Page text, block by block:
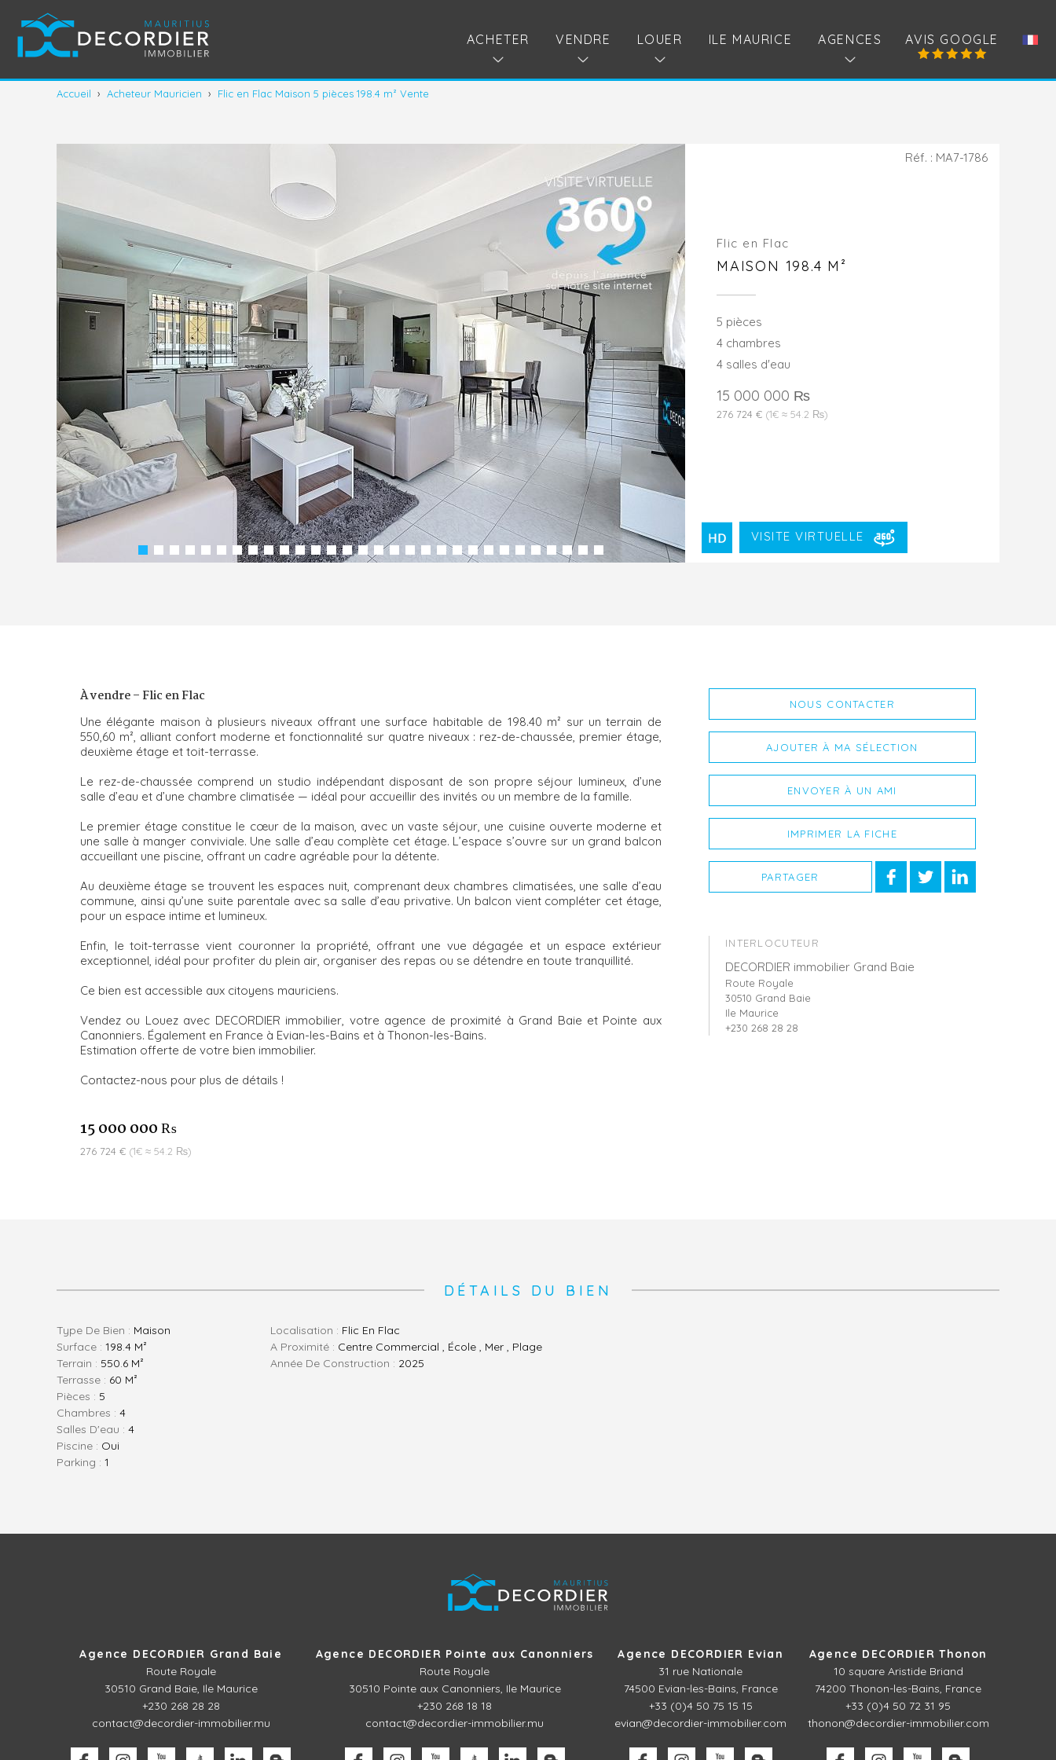
AVIS GOOGLE
ACHETER VENDRE LOUER ILE MAURICE AGENCES
Accueil › Acheteur Mauricien › Flic en Flac Maison 5 pièces 198.4 m² Vente
Flic en Flac
MAISON 198.4 M²
5 pièces
4 chambres
4 salles d'eau
15 000 000 ₨
276 724 € (1€ ≈ 54.2 ₨)
VISITE VIRTUELLE
Réf. : MA7-1786
À vendre – Flic en Flac
Une élégante maison à plusieurs niveaux offrant une surface habitable de 198.40 m² sur un terrain de
550,60 m², alliant confort moderne et fonctionnalité sur quatre niveaux : rez-de-chaussée, premier étage,
deuxième étage et toit-terrasse.
Le rez-de-chaussée comprend un studio indépendant disposant de son propre séjour lumineux, d’une
salle d’eau et d’une chambre climatisée — idéal pour accueillir des invités ou un membre de la famille.
Le premier étage constitue le cœur de la maison, avec un vaste séjour, une cuisine ouverte moderne et
une salle à manger conviviale. Une salle d’eau complète cet étage. L’espace s’ouvre sur un grand balcon
accueillant une piscine, offrant un cadre agréable pour la détente.
Au deuxième étage se trouvent les espaces nuit, comprenant deux chambres climatisées, une salle d’eau
commune, ainsi qu’une suite parentale avec sa salle d’eau privative. Un balcon vient compléter cet étage,
pour un espace intime et lumineux.
Enfin, le toit-terrasse vient couronner la propriété, offrant une vue dégagée et un espace extérieur
exceptionnel, idéal pour profiter du plein air, organiser des repas ou se détendre en toute tranquillité.
Ce bien est accessible aux citoyens mauriciens.
Vendez ou Louez avec DECORDIER immobilier, votre agence de proximité à Grand Baie et Pointe aux
Canonniers. Également en France à Evian-les-Bains et à Thonon-les-Bains.
Estimation offerte de votre bien immobilier.
Contactez-nous pour plus de détails !
15 000 000 ₨
276 724 € (1€ ≈ 54.2 ₨)
NOUS CONTACTER
AJOUTER À MA SÉLECTION
ENVOYER À UN AMI
IMPRIMER LA FICHE
PARTAGER
INTERLOCUTEUR
DECORDIER immobilier Grand Baie
Route Royale
30510 Grand Baie
Ile Maurice
+230 268 28 28
DÉTAILS DU BIEN
Type De Bien : Maison
Surface : 198.4 M²
Terrain : 550.6 M²
Terrasse : 60 M²
Pièces : 5
Chambres : 4
Salles D'eau : 4
Piscine : Oui
Parking : 1
Localisation : Flic En Flac
A Proximité : Centre Commercial , École , Mer , Plage
Année De Construction : 2025
Agence DECORDIER Grand Baie
Route Royale
30510 Grand Baie, Ile Maurice
+230 268 28 28
contact@decordier-immobilier.mu
Agence DECORDIER Pointe aux Canonniers
Route Royale
30510 Pointe aux Canonniers, Ile Maurice
+230 268 18 18
contact@decordier-immobilier.mu
Agence DECORDIER Evian
31 rue Nationale
74500 Evian-les-Bains, France
+33 (0)4 50 75 15 15
evian@decordier-immobilier.com
Agence DECORDIER Thonon
10 square Aristide Briand
74200 Thonon-les-Bains, France
+33 (0)4 50 72 31 95
thonon@decordier-immobilier.com